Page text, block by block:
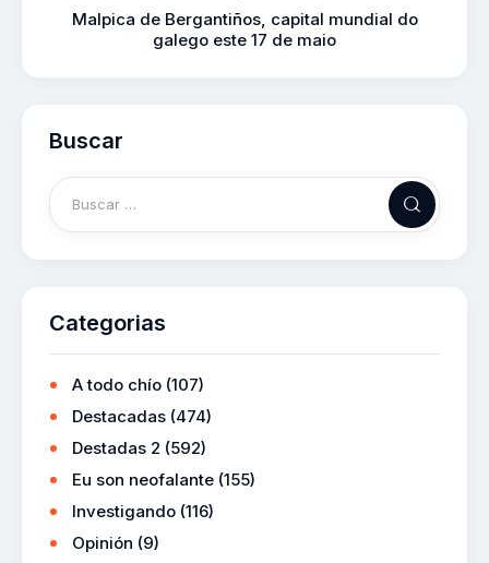
Malpica de Bergantiños, capital mundial do
galego este 17 de maio
Buscar
Categorias
A todo chío (107)
Destacadas (474)
Destadas 2 (592)
Eu son neofalante (155)
Investigando (116)
Opinión (9)